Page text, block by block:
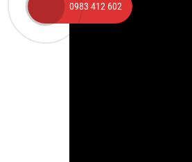
0983 412 602